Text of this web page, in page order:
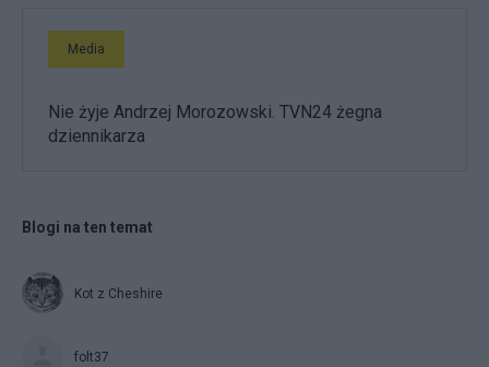
Media
Nie żyje Andrzej Morozowski. TVN24 żegna
dziennikarza
Blogi na ten temat
Kot z Cheshire
folt37